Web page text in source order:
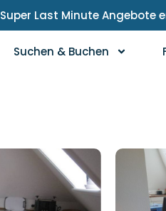
Super Last Minute Angebote
Suchen & Buchen